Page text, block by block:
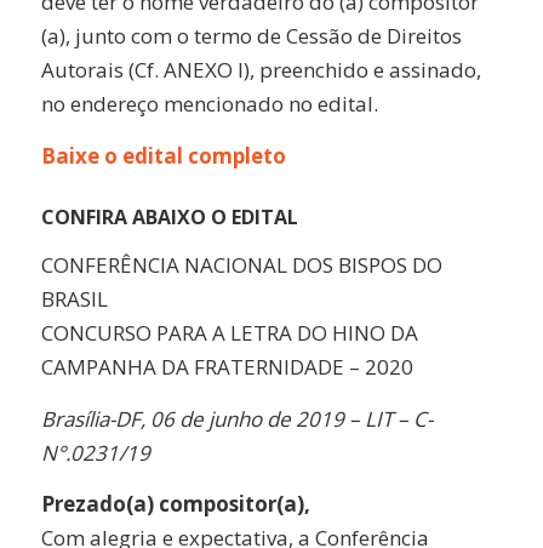
(a), junto com o termo de Cessão de Direitos
Autorais (Cf. ANEXO I), preenchido e assinado,
no endereço mencionado no edital.
Baixe o edital completo
CONFIRA ABAIXO O EDITAL
CONFERÊNCIA NACIONAL DOS BISPOS DO
BRASIL
CONCURSO PARA A LETRA DO HINO DA
CAMPANHA DA FRATERNIDADE – 2020
Brasília-DF, 06 de junho de 2019 – LIT – C-
N°.0231/19
Prezado(a) compositor(a),
Com alegria e expectativa, a Conferência